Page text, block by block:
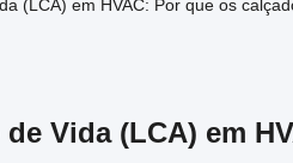
(LCA) em HVAC: Por que os
Vida (LCA) em